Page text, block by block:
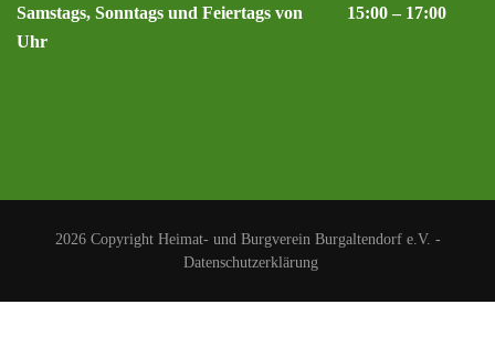
Samstags, Sonntags und Feiertags von 15:00 – 17:00
Uhr
2026 Copyright Heimat- und Burgverein Burgaltendorf e.V. -
Datenschutzerklärung